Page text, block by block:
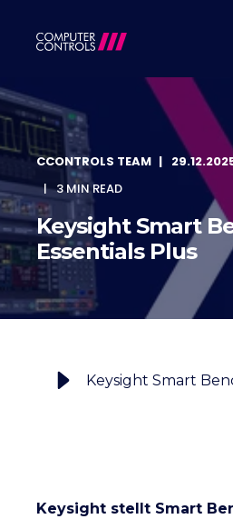
CCONTROLS TEAM
3 MIN READ
Keysight Smart
Essentials Plus
Keysight stellt Smart